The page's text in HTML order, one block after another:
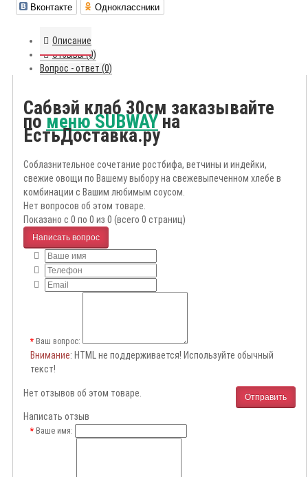
Вконтакте Одноклассники
Описание
Отзывы (0)
Вопрос - ответ (0)
Сабвэй клаб 30см заказывайте
поменю SUBWAYна
ЕстьДоставка.ру
Соблазнительное сочетание ростбифа, ветчины и индейки,
свежие овощи по Вашему выбору на свежевыпеченном хлебе в
комбинации с Вашим любимым соусом.
Нет вопросов об этом товаре.
Показано с 0 по 0 из 0 (всего 0 страниц)
Написать вопрос
Ваш вопрос:
Внимание: HTML не поддерживается! Используйте обычный
текст!
Отправить
Нет отзывов об этом товаре.
Написать отзыв
Ваше имя: